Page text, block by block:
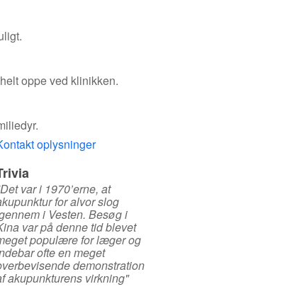
oppe ved klinikken.
oplysninger
var i 1970’erne, at
for alvor slog
i Vesten. Besøg i
var på denne tid blevet
populære for læger og
ofte en meget
demonstration
akupunkturens virkning"